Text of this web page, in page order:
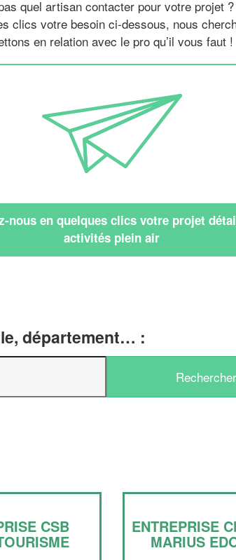
quel artisan contacter pour votre projet
clics votre besoin ci-dessous, nous
en relation avec le pro qu’il vous faut !
nous en quelques clics votre projet
activités plein air
département… :
CSB ENTREPRISE
MARIUS